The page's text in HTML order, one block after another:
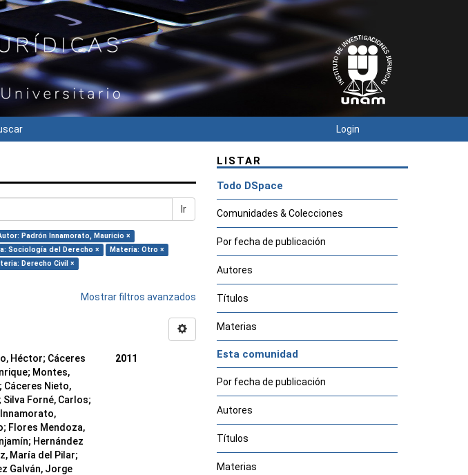
Login
Ir
Padrón Innamorato, Mauricio ×
Sociología del Derecho ×
Materia: Otro ×
Derecho Civil ×
Mostrar filtros avanzados
Héctor; Cáceres
; Montes,
; Cáceres Nieto,
Silva Forné, Carlos;
; Flores Mendoza,
; Hernández
María del Pilar;
Galván, Jorge
2011
LISTAR
Todo DSpace
Comunidades & Colecciones
Por fecha de publicación
Autores
Títulos
Materias
Esta comunidad
Por fecha de publicación
Autores
Títulos
Materias